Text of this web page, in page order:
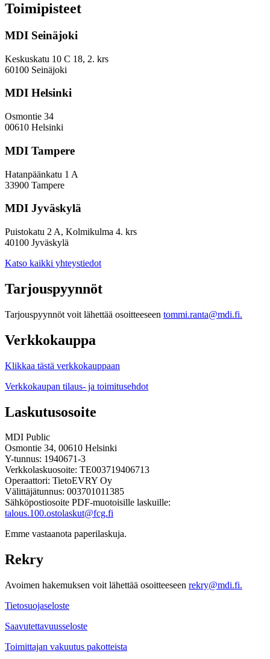
Toimipisteet
MDI Seinäjoki
Keskuskatu 10 C 18, 2. krs
60100 Seinäjoki
MDI Helsinki
Osmontie 34
00610 Helsinki
MDI Tampere
Hatanpäänkatu 1 A
33900 Tampere
MDI Jyväskylä
Puistokatu 2 A, Kolmikulma 4. krs
40100 Jyväskylä
Katso kaikki yhteystiedot
Tarjouspyynnöt
Tarjouspyynnöt voit lähettää osoitteeseen tommi.ranta@mdi.fi.
Verkkokauppa
Klikkaa tästä verkkokauppaan
Verkkokaupan tilaus- ja toimitusehdot
Laskutusosoite
MDI Public
Osmontie 34, 00610 Helsinki
Y-tunnus: 1940671-3
Verkkolaskuosoite: TE003719406713
Operaattori: TietoEVRY Oy
Välittäjätunnus: 003701011385
Sähköpostiosoite PDF-muotoisille laskuille:
talous.100.ostolaskut@fcg.fi
Emme vastaanota paperilaskuja.
Rekry
Avoimen hakemuksen voit lähettää osoitteeseen rekry@mdi.fi.
Tietosuojaseloste
Saavutettavuusseloste
Toimittajan vakuutus pakotteista